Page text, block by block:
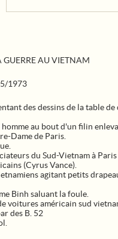
GUERRE AU VIETNAM
1973
des dessins de la table
au bout d'un filin
Dame de Paris.
du Sud-Vietnam à Paris
(Cyrus Vance).
agitant petits
Binh saluant la foule.
voitures américain sud
des B. 52